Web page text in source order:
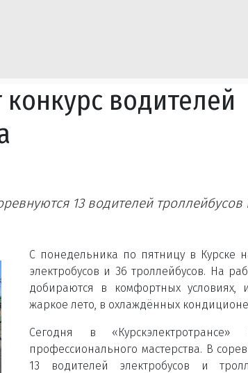
водителей
13 водителей троллейбусов
С понедельника по пятницу в Курске
электробусов и 36 троллейбусов. На
добираются в комфортных
жаркое лето, в охлаждённых
Сегодня в «Курскэлектротрансе»
профессионального мастерства. В
13 водителей электробусов и